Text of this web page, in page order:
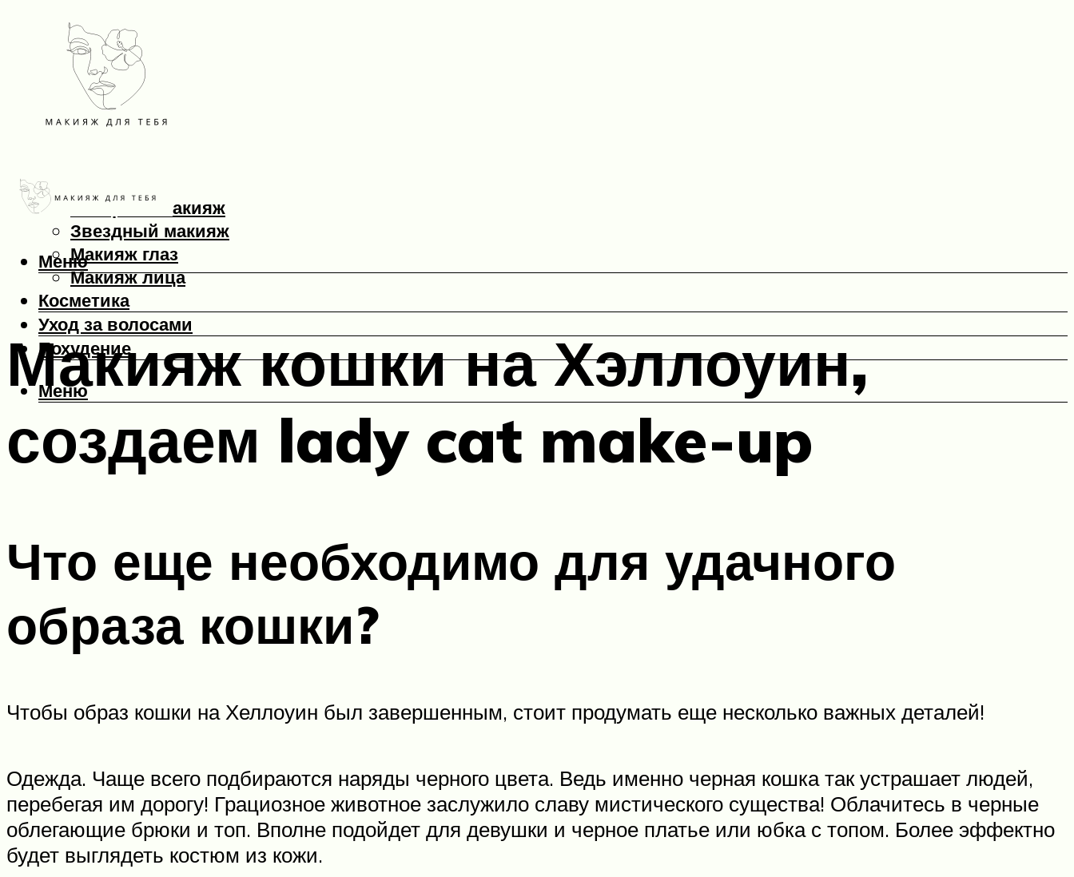
Макияж
Вечерний макияж
Звездный макияж
Макияж глаз
Макияж лица
Косметика
Уход за волосами
Похудение
Меню
Меню
Макияж кошки на Хэллоуин,
создаем lady cat make-up
Что еще необходимо для удачного
образа кошки?
Чтобы образ кошки на Хеллоуин был завершенным, стоит продумать еще несколько важных деталей!
Одежда. Чаще всего подбираются наряды черного цвета. Ведь именно черная кошка так устрашает людей,
перебегая им дорогу! Грациозное животное заслужило славу мистического существа! Облачитесь в черные
облегающие брюки и топ. Вполне подойдет для девушки и черное платье или юбка с топом. Более эффектно
будет выглядеть костюм из кожи.